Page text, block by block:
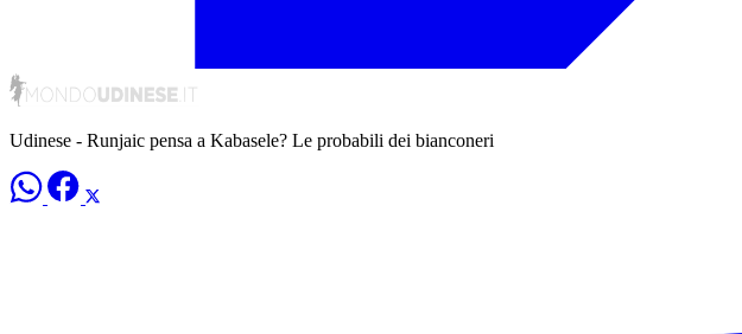
Udinese - Runjaic pensa a Kabasele? Le probabili dei bianconeri